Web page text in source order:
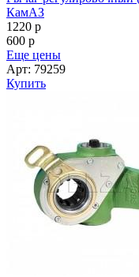
КамАЗ
1220 p
600 p
Еще цены
Арт: 79259
Купить